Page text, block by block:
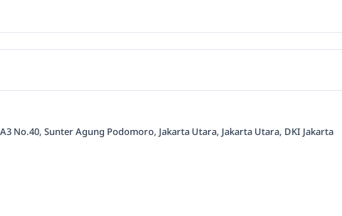
No.40, Sunter Agung Podomoro, Jakarta Utara, Jakarta Utara, DKI Jakarta